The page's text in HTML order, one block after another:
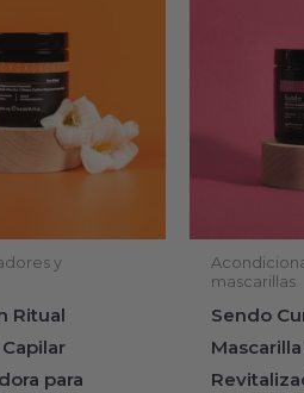
y
Ritual
para
mascarillas
Sendo